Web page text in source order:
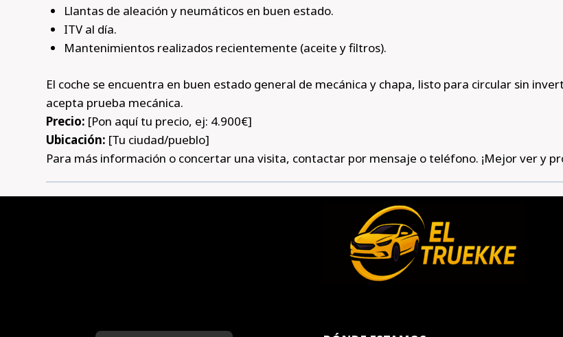
Llantas de aleación y neumáticos en buen estado.
ITV al día.
Mantenimientos realizados recientemente (aceite y filtros).
El coche se encuentra en buen estado general de mecánica y chapa, listo para circular sin
acepta prueba mecánica.
Precio: [Pon aquí tu precio, ej: 4.900€]
Ubicación: [Tu ciudad/pueblo]
Para más información o concertar una visita, contactar por mensaje o teléfono. ¡Mejor ver y